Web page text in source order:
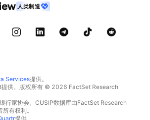
人类制造
Services提供。
提供。版权所有 © 2026 FactSet Research
行家协会。CUSIP数据库由FactSet Research
有权利。
提供。